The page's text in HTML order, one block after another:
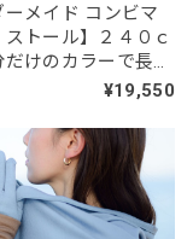
ーメイド コンビマ
ストール】２４０ｃ
けのカラーで長さ
「カスタムカラーオ
¥19,550